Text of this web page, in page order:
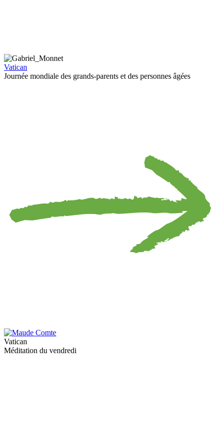
Vatican
Journée mondiale des grands-parents et des personnes âgées
Vatican
Méditation du vendredi